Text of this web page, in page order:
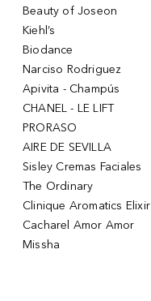
Beauty of Joseon
Kiehl’s
Biodance
Narciso Rodriguez
Apivita - Champús
CHANEL - LE LIFT
PRORASO
AIRE DE SEVILLA
Sisley Cremas Faciales
The Ordinary
Clinique Aromatics Elixir
Cacharel Amor Amor
Missha